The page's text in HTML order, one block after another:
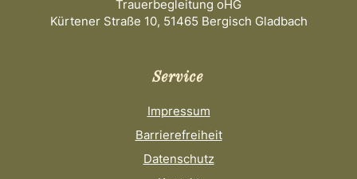
Trauerbegleitung oHG
Kürtener Straße 10, 51465 Bergisch Gladbach
Service
Impressum
Barrierefreiheit
Datenschutz